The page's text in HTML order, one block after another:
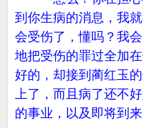
到你生病的消息，我
会受伤了，懂吗？我
地把受伤的罪过全加
好的，却接到蔺红玉
上了，而且病了还不
的事业，以及即将到来